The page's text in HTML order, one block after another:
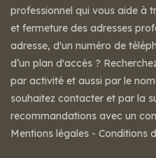
professionnel qui vous aide à
et fermeture des adresses
adresse, d'un numéro de
d’un plan d'accès ?
par activité et aussi par le
souhaitez contacter et par la
recommandations avec un
Mentions légales - Conditions